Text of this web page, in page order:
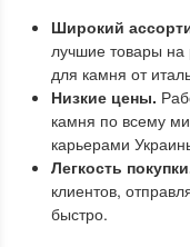
Широкий
лучшие товары
для камня от
Низкие цены.
камня по всему
карьерами
Легкость
клиентов,
быстро.